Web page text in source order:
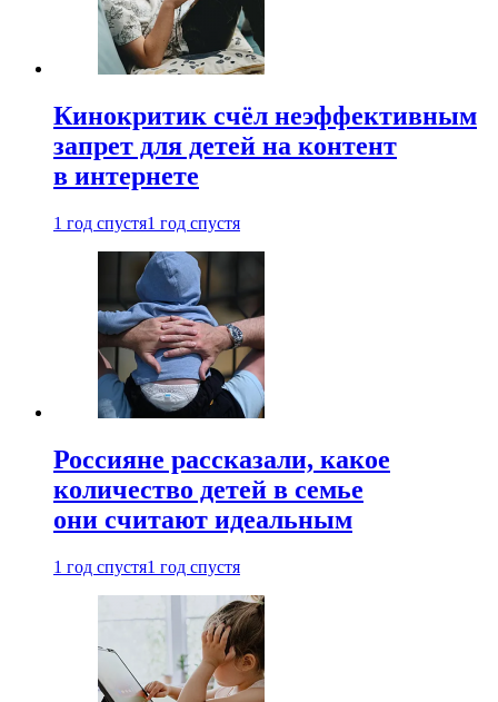
Кинокритик счёл неэффективным
запрет для детей на контент
в интернете
1 год спустя1 год спустя
Россияне рассказали, какое
количество детей в семье
они считают идеальным
1 год спустя1 год спустя